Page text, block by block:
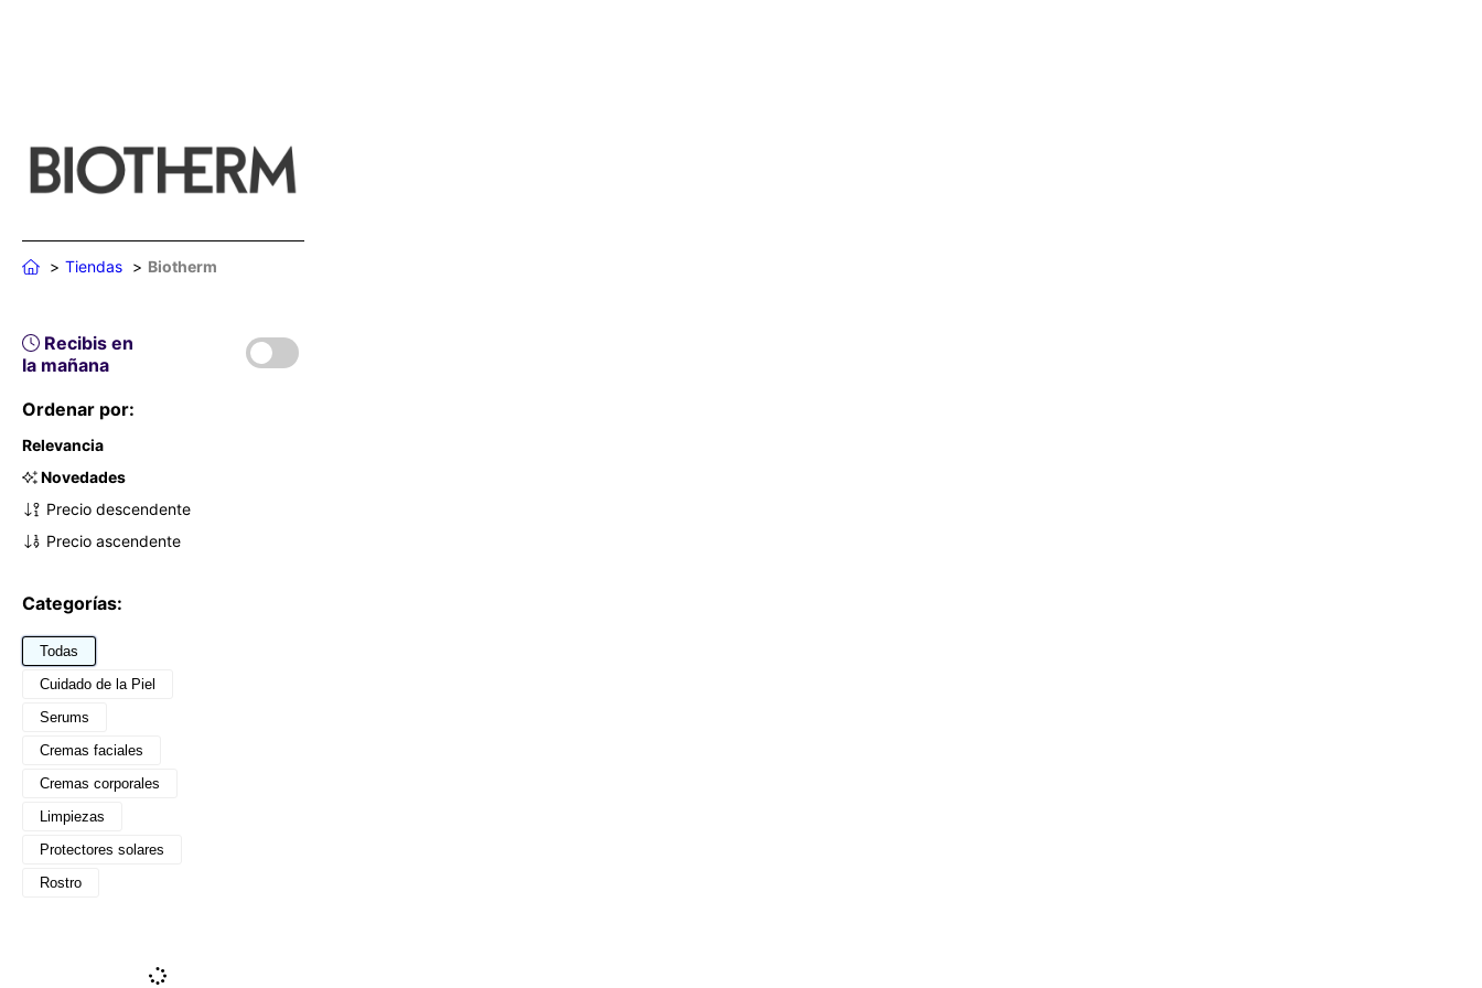
Tiendas Biotherm
Recibis en
la mañana
Ordenar por:
Relevancia
Novedades
Precio descendente
Precio ascendente
Categorías:
Todas
Cuidado de la Piel
Serums
Cremas faciales
Cremas corporales
Limpiezas
Protectores solares
Rostro